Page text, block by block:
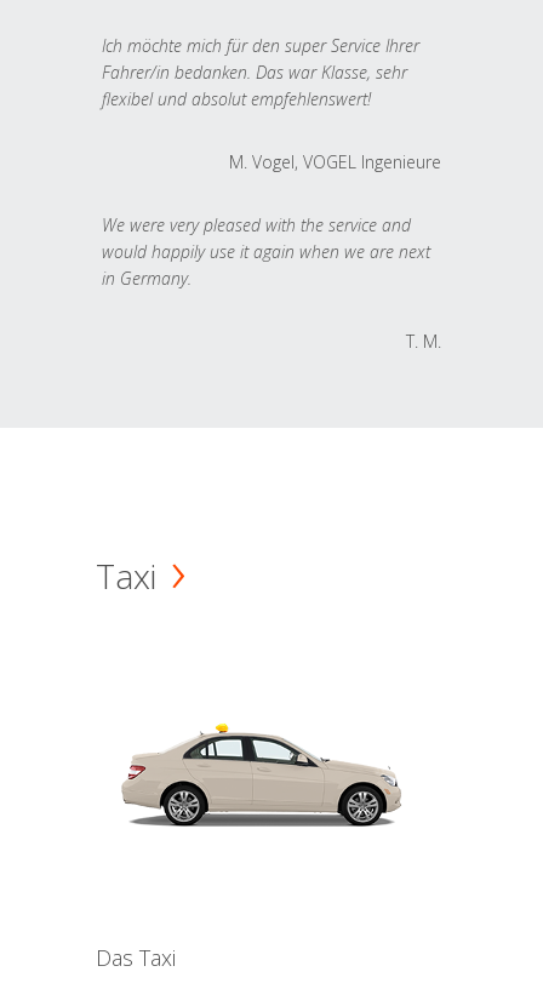
Ich möchte mich für den super Service Ihrer
Fahrer/in bedanken. Das war Klasse, sehr
flexibel und absolut empfehlenswert!
M. Vogel, VOGEL Ingenieure
We were very pleased with the service and
would happily use it again when we are next
in Germany.
T. M.
Taxi
Das Taxi